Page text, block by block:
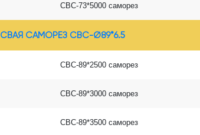
СВС-73*5000 саморез
СВАЯ САМОРЕЗ СВС-Ø89*6.5
СВС-89*2500 саморез
СВС-89*3000 саморез
СВС-89*3500 саморез